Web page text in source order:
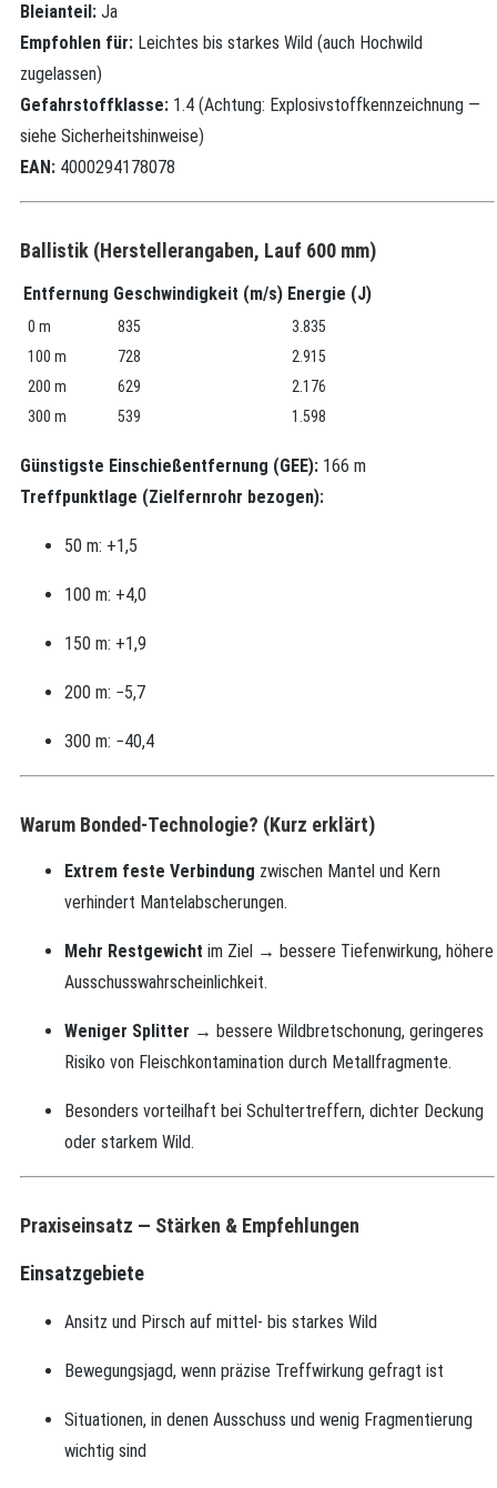
Bleianteil: Ja
Empfohlen für: Leichtes bis starkes Wild (auch Hochwild
zugelassen)
Gefahrstoffklasse: 1.4 (Achtung: Explosivstoffkennzeichnung —
siehe Sicherheitshinweise)
EAN: 4000294178078
Ballistik (Herstellerangaben, Lauf 600 mm)
Entfernung Geschwindigkeit (m/s) Energie (J)
0 m 835
3.835
100 m
728
2.915
200 m
629
2.176
300 m
539 1.598
Günstigste Einschießentfernung (GEE): 166 m
Treffpunktlage (Zielfernrohr bezogen):
50 m: +1,5
100 m: +4,0
150 m: +1,9
200 m: −5,7
300 m: −40,4
Warum Bonded‑Technologie? (Kurz erklärt)
Extrem feste Verbindung zwischen Mantel und Kern
verhindert Mantelabscherungen.
Mehr Restgewicht im Ziel → bessere Tiefenwirkung, höhere
Ausschusswahrscheinlichkeit.
Weniger Splitter → bessere Wildbretschonung, geringeres
Risiko von Fleischkontamination durch Metallfragmente.
Besonders vorteilhaft bei Schultertreffern, dichter Deckung
oder starkem Wild.
Praxiseinsatz — Stärken & Empfehlungen
Einsatzgebiete
Ansitz und Pirsch auf mittel‑ bis starkes Wild
Bewegungsjagd, wenn präzise Treffwirkung gefragt ist
Situationen, in denen Ausschuss und wenig Fragmentierung
wichtig sind